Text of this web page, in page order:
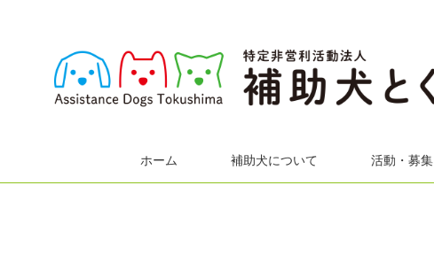
ホーム 補助犬について 活動・募集